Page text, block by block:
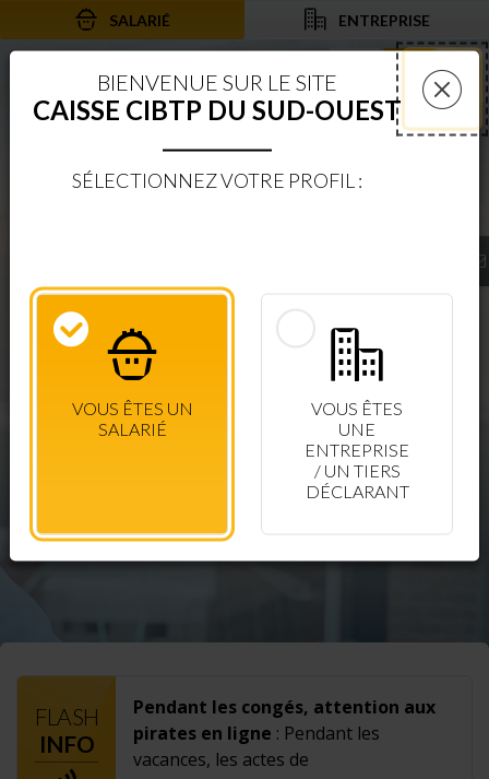
Aller au contenu
Aller à la recherche
Aller à la navigation
SALARIÉ ENTREPRISE
Rechercher sur
Services
ESPACE SÉCURISÉ
CONSULTEZ VOS DROITS EN TEMPS RÉEL
CONNEXION SALARIÉ + D'INFOS
FLASH
INFO
Pendant les congés, attention aux
pirates en ligne : Pendant les
vacances, les actes de
BIENVENUE SUR LE SITE
CAISSE CIBTP DU SUD-OUEST
SÉLECTIONNEZ VOTRE PROFIL :
VOUS ÊTES UN
SALARIÉ
VOUS ÊTES
UNE
ENTREPRISE
/ UN TIERS
DÉCLARANT